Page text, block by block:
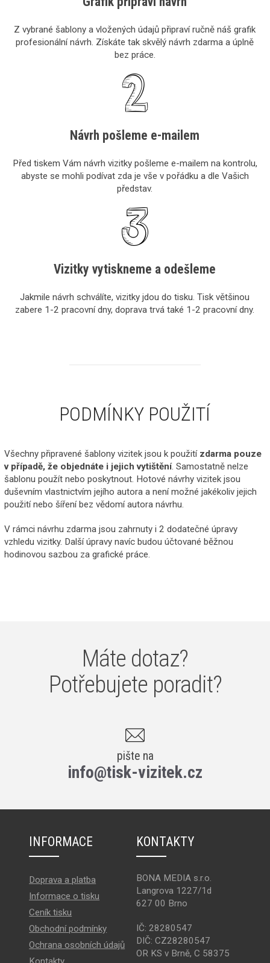
Z vybrané šablony a vložených údajů připraví ručně náš grafik
profesionální návrh. Získáte tak skvělý návrh zdarma a úplně
bez práce.
Návrh pošleme e-mailem
Před tiskem Vám návrh vizitky pošleme e-mailem na kontrolu,
abyste se mohli podívat zda je vše v pořádku a dle Vašich
představ.
Vizitky vytiskneme a odešleme
Jakmile návrh schválíte, vizitky jdou do tisku. Tisk většinou
zabere 1-2 pracovní dny, doprava trvá také 1-2 pracovní dny.
PODMÍNKY POUŽITÍ
Všechny připravené šablony vizitek jsou k použití zdarma pouze
v případě, že objednáte i jejich vytištění. Samostatně nelze
šablonu použít nebo poskytnout. Hotové návrhy vizitek jsou
duševním vlastnictvím jejího autora a není možné jakékoliv jejich
použití nebo šíření bez vědomí autora návrhu.
V rámci návrhu zdarma jsou zahrnuty i 2 dodatečné úpravy
vzhledu vizitky. Další úpravy navíc budou účtované běžnou
hodinovou sazbou za grafické práce.
Máte dotaz?
Potřebujete poradit?
pište na
info@tisk-vizitek.cz
INFORMACE
Doprava a platba
Informace o tisku
Ceník tisku
Obchodní podmínky
Ochrana osobních údajů
KONTAKTY
BONA MEDIA s.r.o.
Langrova 1227/1d
627 00 Brno
IČ: 28280547
DIČ: CZ28280547
OR KS v Brně, C 58375